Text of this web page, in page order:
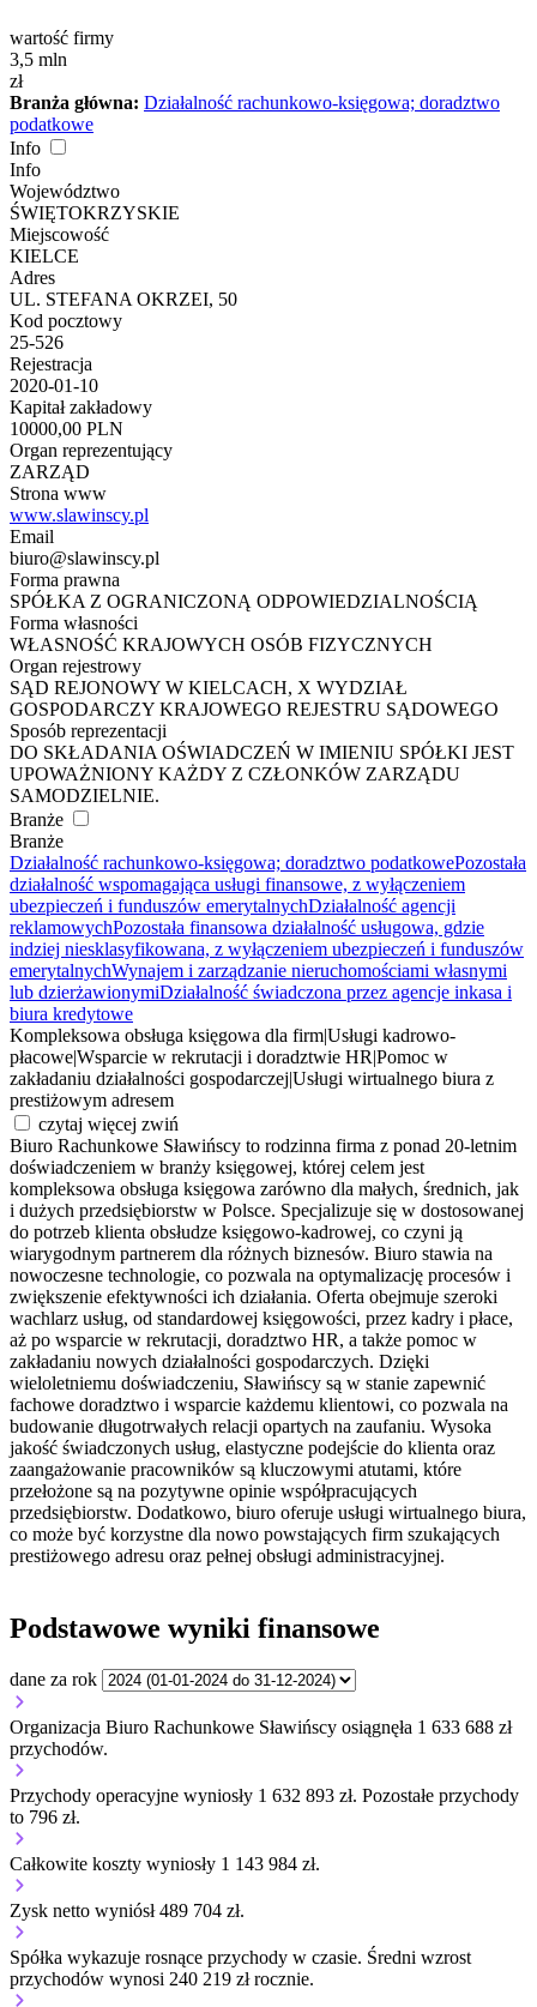
wartość firmy
3,5 mln
zł
Branża główna: Działalność rachunkowo-księgowa; doradztwo
podatkowe
Info
Info
Województwo
ŚWIĘTOKRZYSKIE
Miejscowość
KIELCE
Adres
UL. STEFANA OKRZEI, 50
Kod pocztowy
25-526
Rejestracja
2020-01-10
Kapitał zakładowy
10000,00 PLN
Organ reprezentujący
ZARZĄD
Strona www
www.slawinscy.pl
Email
biuro@slawinscy.pl
Forma prawna
SPÓŁKA Z OGRANICZONĄ ODPOWIEDZIALNOŚCIĄ
Forma własności
WŁASNOŚĆ KRAJOWYCH OSÓB FIZYCZNYCH
Organ rejestrowy
SĄD REJONOWY W KIELCACH, X WYDZIAŁ
GOSPODARCZY KRAJOWEGO REJESTRU SĄDOWEGO
Sposób reprezentacji
DO SKŁADANIA OŚWIADCZEŃ W IMIENIU SPÓŁKI JEST
UPOWAŻNIONY KAŻDY Z CZŁONKÓW ZARZĄDU
SAMODZIELNIE.
Branże
Branże
Działalność rachunkowo-księgowa; doradztwo podatkowePozostała
działalność wspomagająca usługi finansowe, z wyłączeniem
ubezpieczeń i funduszów emerytalnychDziałalność agencji
reklamowychPozostała finansowa działalność usługowa, gdzie
indziej niesklasyfikowana, z wyłączeniem ubezpieczeń i funduszów
emerytalnychWynajem i zarządzanie nieruchomościami własnymi
lub dzierżawionymiDziałalność świadczona przez agencje inkasa i
biura kredytowe
Kompleksowa obsługa księgowa dla firmUsługi kadrowo-
płacoweWsparcie w rekrutacji i doradztwie HRPomoc w
zakładaniu działalności gospodarczej Usługi wirtualnego biura z
prestiżowym adresem
czytaj więcej zwiń
Biuro Rachunkowe Sławińscy to rodzinna firma z ponad 20-letnim
doświadczeniem w branży księgowej, której celem jest
kompleksowa obsługa księgowa zarówno dla małych, średnich, jak
i dużych przedsiębiorstw w Polsce. Specjalizuje się w dostosowanej
do potrzeb klienta obsłudze księgowo-kadrowej, co czyni ją
wiarygodnym partnerem dla różnych biznesów. Biuro stawia na
nowoczesne technologie, co pozwala na optymalizację procesów i
zwiększenie efektywności ich działania. Oferta obejmuje szeroki
wachlarz usług, od standardowej księgowości, przez kadry i płace,
aż po wsparcie w rekrutacji, doradztwo HR, a także pomoc w
zakładaniu nowych działalności gospodarczych. Dzięki
wieloletniemu doświadczeniu, Sławińscy są w stanie zapewnić
fachowe doradztwo i wsparcie każdemu klientowi, co pozwala na
budowanie długotrwałych relacji opartych na zaufaniu. Wysoka
jakość świadczonych usług, elastyczne podejście do klienta oraz
zaangażowanie pracowników są kluczowymi atutami, które
przełożone są na pozytywne opinie współpracujących
przedsiębiorstw. Dodatkowo, biuro oferuje usługi wirtualnego biura,
co może być korzystne dla nowo powstających firm szukających
prestiżowego adresu oraz pełnej obsługi administracyjnej.
Podstawowe wyniki finansowe
dane za rok
Organizacja Biuro Rachunkowe Sławińscy osiągnęła 1 633 688 zł
przychodów.
Przychody operacyjne wyniosły 1 632 893 zł. Pozostałe przychody
to 796 zł.
Całkowite koszty wyniosły 1 143 984 zł.
Zysk netto wyniósł 489 704 zł.
Spółka wykazuje rosnące przychody w czasie. Średni wzrost
przychodów wynosi 240 219 zł rocznie.